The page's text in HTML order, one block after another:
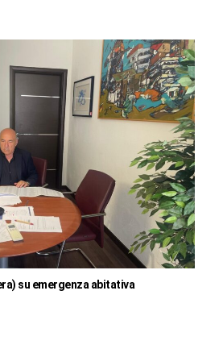
su emergenza abitativa